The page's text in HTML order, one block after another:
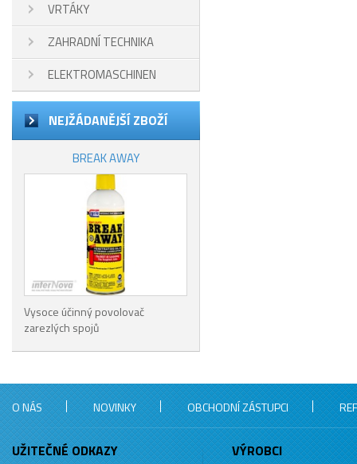
VRTÁKY
ZAHRADNÍ TECHNIKA
ELEKTROMASCHINEN
NEJŽÁDANĚJŠÍ ZBOŽÍ
BREAK AWAY
Vysoce účinný povolovač
zarezlých spojů
O NÁS NOVINKY OBCHODNÍ ZÁSTUPCI
UŽITEČNÉ ODKAZY VÝROBCI